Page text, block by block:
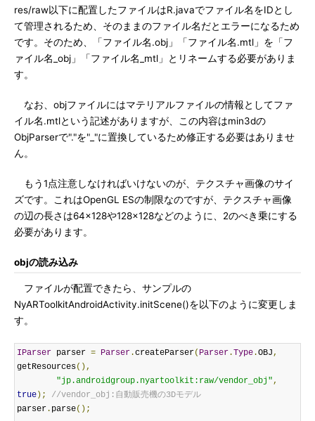
res/raw以下に配置したファイルはR.javaでファイル名をIDとし
て管理されるため、そのままのファイル名だとエラーになるため
です。そのため、「ファイル名.obj」「ファイル名.mtl」を「フ
ァイル名_obj」「ファイル名_mtl」とリネームする必要がありま
す。
なお、objファイルにはマテリアルファイルの情報としてファ
イル名.mtlという記述がありますが、この内容はmin3dの
ObjParserで"."を"_"に置換しているため修正する必要はありませ
ん。
もう1点注意しなければいけないのが、テクスチャ画像のサイ
ズです。これはOpenGL ESの制限なのですが、テクスチャ画像
の辺の長さは64×128や128×128などのように、2のべき乗にする
必要があります。
objの読み込み
ファイルが配置できたら、サンプルの
NyARToolkitAndroidActivity.initScene()を以下のように変更しま
す。
IParser parser = Parser.createParser( Parser.Type.OBJ,
getResources(),
"jp.androidgroup.nyartoolkit:raw/vendor_obj",
true );
//vendor_obj:自動販売機の3Dモデル
parser. parse();